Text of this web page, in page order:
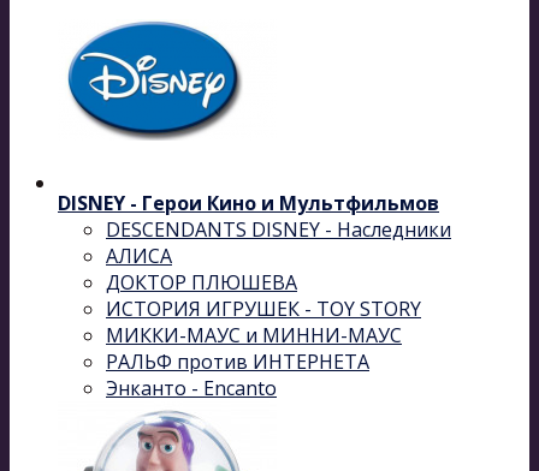
DISNEY - Герои Кино и Мультфильмов
DESCENDANTS DISNEY - Наследники
АЛИСА
ДОКТОР ПЛЮШЕВА
ИСТОРИЯ ИГРУШЕК - TOY STORY
МИККИ-МАУС и МИННИ-МАУС
РАЛЬФ против ИНТЕРНЕТА
Энканто - Encanto